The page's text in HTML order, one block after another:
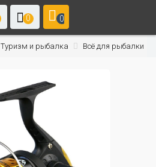
0 0
Туризм и рыбалка Всё для рыбалки